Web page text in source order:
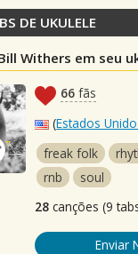
DE UKULELE
Withers em seu
66 fãs
(Estados
freak folk
rnb
soul
28 canções (9
Enviar